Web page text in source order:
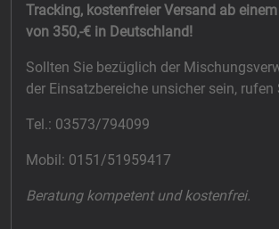
Tracking, kostenfreier Versand ab
von 350,-€ in Deutschland!
Sollten Sie bezüglich der
der Einsatzbereiche unsicher sein, rufen
Tel.: 03573/794099
Mobil: 0151/51959417
Beratung kompetent und kostenfrei.